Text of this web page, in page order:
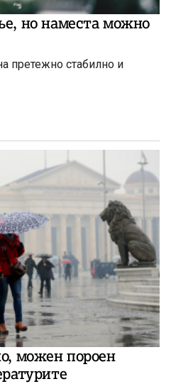
но наместа можно
претежно стабилно и
можен пороен